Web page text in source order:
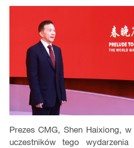
Prezes CMG, Shen Haixiong,
uczestników tego